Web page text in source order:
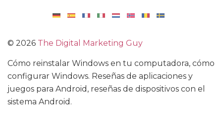
© 2026 The Digital Marketing Guy
Cómo reinstalar Windows en tu computadora, cómo
configurar Windows. Reseñas de aplicaciones y
juegos para Android, reseñas de dispositivos con el
sistema Android.